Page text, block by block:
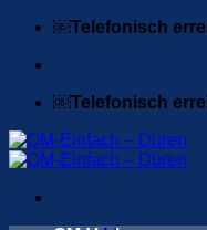
Zum
springen
￼Telefonisch
￼Telefonisch